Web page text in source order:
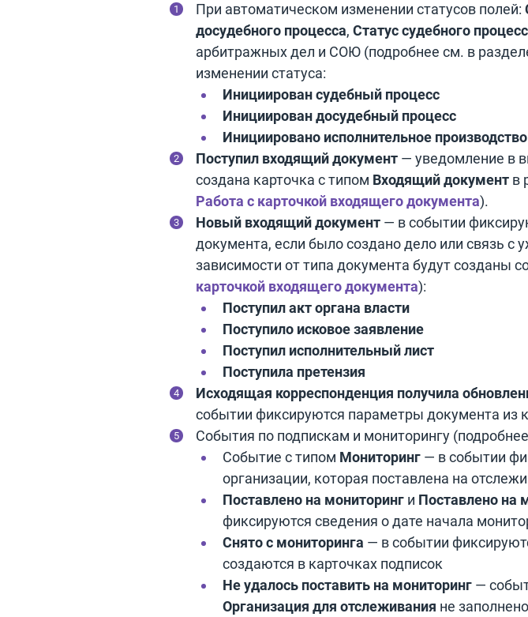
При автоматическом изменении статусов полей:
досудебного процесса, Статус судебного
арбитражных дел и СОЮ (подробнее см. в
изменении статуса:
Инициирован судебный процесс
Инициирован досудебный процесс
Инициировано исполнительное производство
Поступил входящий документ — уведомление в
создана карточка с типом Входящий документ в
Работа с карточкой входящего документа).
Новый входящий документ — в событии
документа, если было создано дело или связь
зависимости от типа документа будут созданы
карточкой входящего документа):
Поступил акт органа власти
Поступило исковое заявление
Поступил исполнительный лист
Поступила претензия
Исходящая корреспонденция получила
событии фиксируются параметры документа из
События по подпискам и мониторингу
Событие с типом Мониторинг — в событии
организации, которая поставлена на
Поставлено на мониторинг и Поставлено на
фиксируются сведения о дате начала
Снято с мониторинга — в событии
создаются в карточках подписок
Не удалось поставить на мониторинг —
Организация для отслеживания не